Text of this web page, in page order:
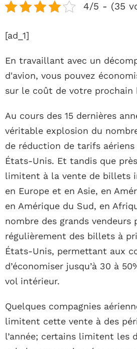
4/5 - (35
[ad_1]
En travaillant avec un
d'avion, vous pouvez
sur le coût de votre prochain
Au cours des 15 dernières
véritable explosion du
de réduction de tarifs
États-Unis. Et tandis que
limitent à la vente de billets
en Europe et en Asie, en
en Amérique du Sud, en
nombre des grands vendeurs
régulièrement des billets à
États-Unis, permettant aux
d’économiser jusqu’à 30 à
vol intérieur.
Quelques compagnies
limitent cette vente à des
l’année; certains limitent les